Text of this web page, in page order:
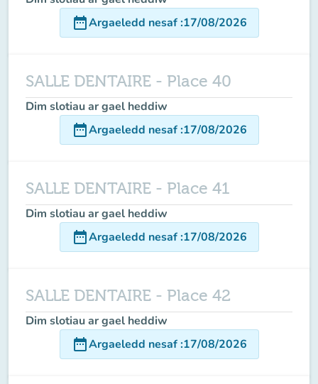
date_rangeArgaeledd nesaf:17/08/2026
SALLE DENTAIRE - Place 40
Dim slotiau ar gael heddiw
date_rangeArgaeledd nesaf:17/08/2026
SALLE DENTAIRE - Place 41
Dim slotiau ar gael heddiw
date_rangeArgaeledd nesaf:17/08/2026
SALLE DENTAIRE - Place 42
Dim slotiau ar gael heddiw
date_rangeArgaeledd nesaf:17/08/2026